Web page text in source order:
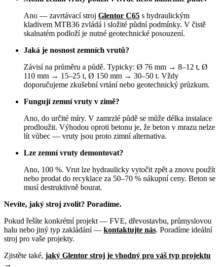
Ano — zavrtávací stroj Glentor C65 s hydraulickým
kladivem MTB36 zvládá i složité půdní podmínky. V čistě
skalnatém podloží je nutné geotechnické posouzení.
Jaká je nosnost zemních vrutů?
Závisí na průměru a půdě. Typicky: Ø 76 mm → 8–12 t, Ø
110 mm → 15–25 t, Ø 150 mm → 30–50 t. Vždy
doporučujeme zkušební vrtání nebo geotechnický průzkum.
Fungují zemní vruty v zimě?
Ano, do určité míry. V zamrzlé půdě se může délka instalace
prodloužit. Výhodou oproti betonu je, že beton v mrazu nelze
lít vůbec — vruty jsou proto zimní alternativa.
Lze zemní vruty demontovat?
Ano, 100 %. Vrut lze hydraulicky vytočit zpět a znovu použít
nebo prodat do recyklace za 50–70 % nákupní ceny. Beton se
musí destruktivně bourat.
Nevíte, jaký stroj zvolit? Poradíme.
Pokud řešíte konkrétní projekt — FVE, dřevostavbu, průmyslovou
halu nebo jiný typ zakládání — kontaktujte nás. Poradíme ideální
stroj pro vaše projekty.
Zjistěte také, jaký Glentor stroj je vhodný pro váš typ projektu
→